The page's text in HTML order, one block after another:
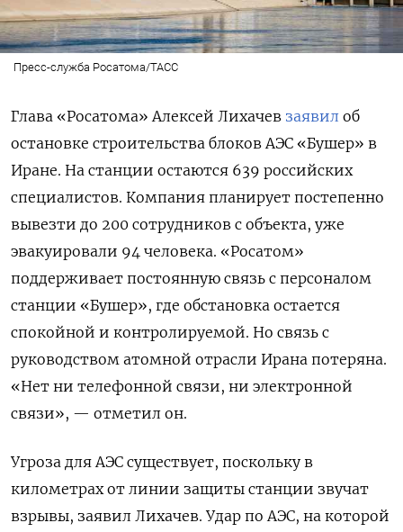
Пресс-служба Росатома/ТАСС
Глава «Росатома» Алексей Лихачев заявил об
остановке строительства блоков АЭС «Бушер» в
Иране. На станции остаются 639 российских
специалистов. Компания планирует постепенно
вывезти до 200 сотрудников с объекта, уже
эвакуировали 94 человека. «Росатом»
поддерживает постоянную связь с персоналом
станции «Бушер», где обстановка остается
спокойной и контролируемой. Но связь с
руководством атомной отрасли Ирана потеряна.
«Нет ни телефонной связи, ни электронной
связи», — отметил он.
Угроза для АЭС существует, поскольку в
километрах от линии защиты станции звучат
взрывы, заявил Лихачев. Удар по АЭС, на которой